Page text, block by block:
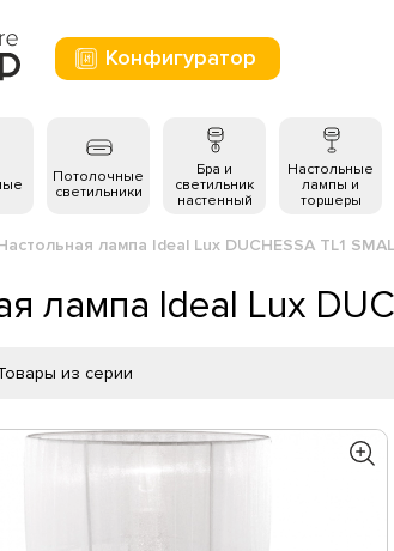
Конфигуратор
Потолочные
светильники
Бра и
светильник
настенный
Настольные
лампы и
торшеры
лампа Ideal Lux DUCHESSA TL1
лампа Ideal Lux
из серии